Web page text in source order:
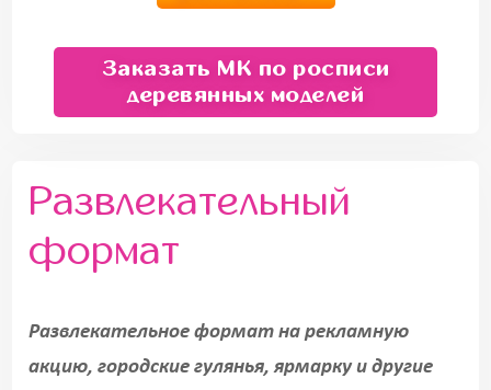
Развлекательный
формат
Развлекательное формат на рекламную
акцию, городские гулянья, ярмарку и другие
Заказать МК по росписи
деревянных моделей